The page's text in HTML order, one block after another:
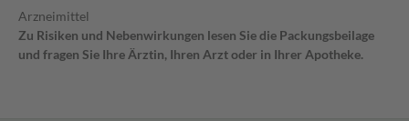
Arzneimittel
Zu Risiken und Nebenwirkungen lesen Sie die Packungsbeilage
und fragen Sie Ihre Ärztin, Ihren Arzt oder in Ihrer Apotheke.